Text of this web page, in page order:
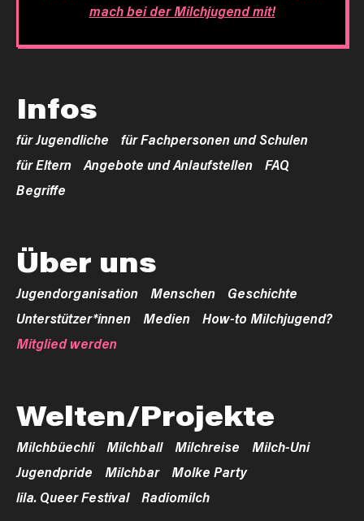
mach bei der Milchjugend mit!
Infos
für Jugendliche
für Fachpersonen und Schulen
für Eltern
Angebote und Anlaufstellen
FAQ
Begriffe
Über uns
Jugendorganisation Menschen
Geschichte
Unterstützer*innen
Medien
How-to Milchjugend?
Mitglied werden
Welten/Projekte
Milchbüechli Milchball Milchreise
Milch-Uni
Jugendpride
Milchbar
Molke Party
lila. Queer Festival
Radiomilch